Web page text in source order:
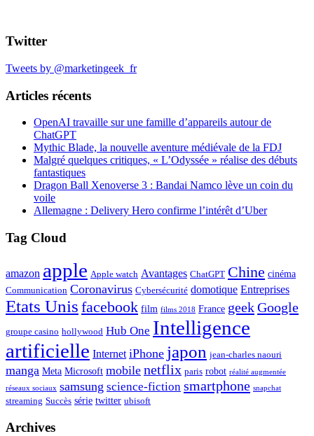
Twitter
Tweets by @marketingeek_fr
Articles récents
OpenAI travaille sur une famille d’appareils autour de
ChatGPT
Mythic Blade, la nouvelle aventure médiévale de la FDJ
Malgré quelques critiques, « L’Odyssée » réalise des débuts
fantastiques
Dragon Ball Xenoverse 3 : Bandai Namco lève un coin du
voile
Allemagne : Delivery Hero confirme l’intérêt d’Uber
Tag Cloud
amazon apple Apple watch Avantages ChatGPT Chine cinéma
Communication Coronavirus Cybersécurité domotique Entreprises
Etats Unis facebook film films 2018 France geekGoogle
groupe casino hollywood Hub One Intelligence
artificielle Internet iPhone japon jean-charles naouri
manga Meta Microsoft mobile netflix paris robot réalité augmentée
réseaux sociaux samsung science-fiction smartphone snapchat
streaming Succès série twitter ubisoft
Archives